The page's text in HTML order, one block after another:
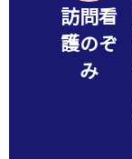
訪問看
護のぞ
み